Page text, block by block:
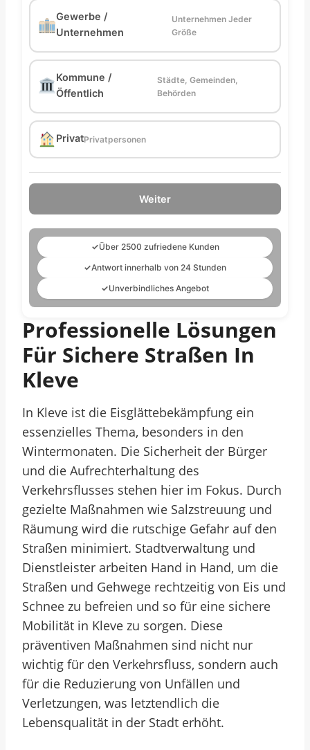
Gewerbe /
Unternehmen
Unternehmen Jeder
Größe
Kommune /
Öffentlich
Städte, Gemeinden,
Behörden
PrivatPrivatpersonen
Weiter
✓Über 2500 zufriedene Kunden
✓Antwort innerhalb von 24 Stunden
✓Unverbindliches Angebot
Professionelle Lösungen
Für Sichere Straßen In
Kleve
In Kleve ist die Eisglättebekämpfung ein
essenzielles Thema, besonders in den
Wintermonaten. Die Sicherheit der Bürger
und die Aufrechterhaltung des
Verkehrsflusses stehen hier im Fokus. Durch
gezielte Maßnahmen wie Salzstreuung und
Räumung wird die rutschige Gefahr auf den
Straßen minimiert. Stadtverwaltung und
Dienstleister arbeiten Hand in Hand, um die
Straßen und Gehwege rechtzeitig von Eis und
Schnee zu befreien und so für eine sichere
Mobilität in Kleve zu sorgen. Diese
präventiven Maßnahmen sind nicht nur
wichtig für den Verkehrsfluss, sondern auch
für die Reduzierung von Unfällen und
Verletzungen, was letztendlich die
Lebensqualität in der Stadt erhöht.